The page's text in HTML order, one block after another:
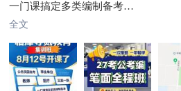
一门课搞定多类编制备考
本土教研、严管督学、真题精讲
电话:19333004301
地址：书香佳苑南门十号导氮教育
全文